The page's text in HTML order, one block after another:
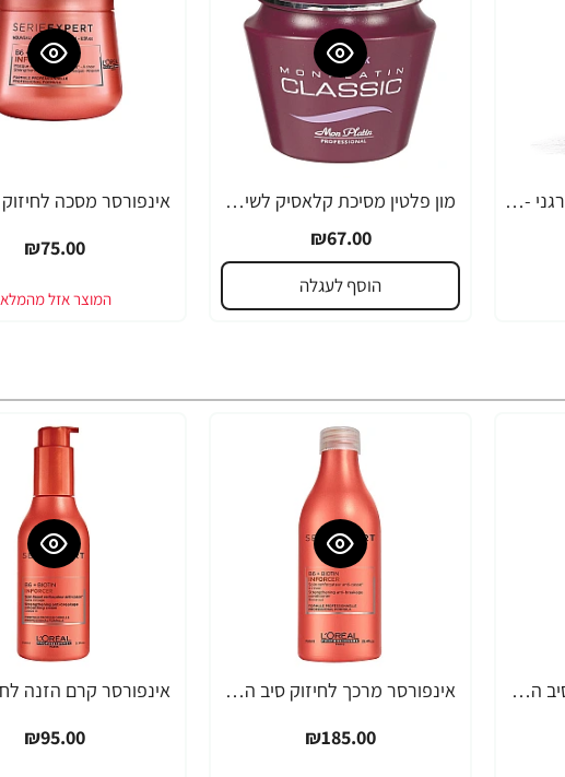
קליף בר חטיף אנרגיה אורגני - חמאת בוטנים ודבש עם מלח ים 68 גרם - 12 יחידות - מבית CLIF Bar
מון פלטין מסיכת קלאסיק לשיער 500 מ"ל - מבית MON PLATIN PROFESSIONAL
₪67.00
הוסף לעגלה
₪75.00
אינפורסר מרכך לחיזוק סיב השערה SERIE EXPERT ביוטין 200 מ"ל - מבית לוריאל פרופסיונל
אינפורסר מרכך לחיזוק סיב השערה SERIE EXPERT ביוטין 750 מ"ל - מבית לוריאל פרופסיונל
₪185.00
₪95.00